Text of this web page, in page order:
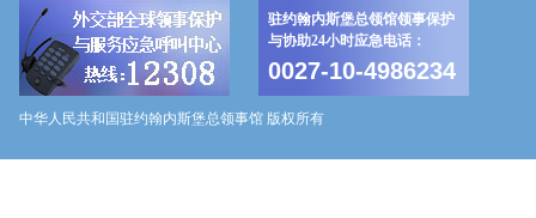
驻约翰内斯堡总领馆领事保护
与协助24小时应急电话：
0027-10-4986234
中华人民共和国驻约翰内斯堡总领事馆 版权所有